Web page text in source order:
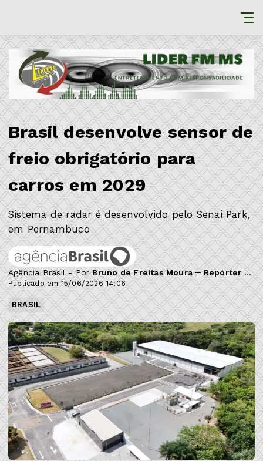
Brasil desenvolve sensor de
freio obrigatório para
carros em 2029
Sistema de radar é desenvolvido pelo Senai Park,
em Pernambuco
Agência Brasil - PorBruno de Freitas Moura ─ Repórter da Agência Brasil
Publicado em 15/06/2026 14:06
BRASIL